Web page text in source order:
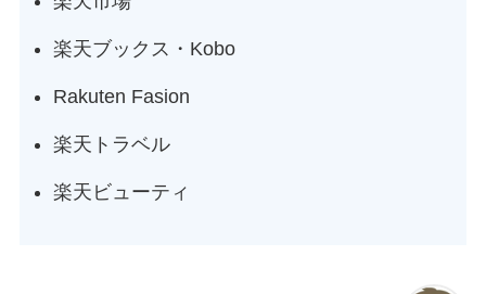
楽天ブックス・Kobo
Rakuten Fasion
楽天トラベル
楽天ビューティ